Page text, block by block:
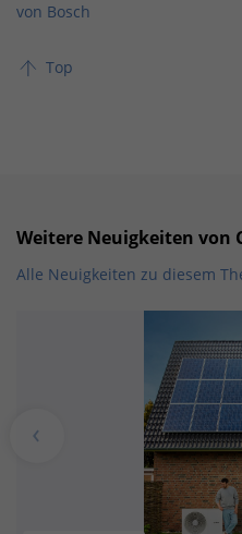
von Bosch
Top
Weitere Neuigkeiten von
Alle Neuigkeiten zu diesem